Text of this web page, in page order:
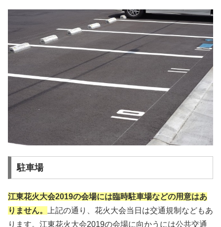
駐車場
江東花火大会2019の会場には臨時駐車場などの用意はあ
りません。
上記の通り、花火大会当日は交通規制などもあ
ります。江東花火大会2019の会場に向かうには公共交通